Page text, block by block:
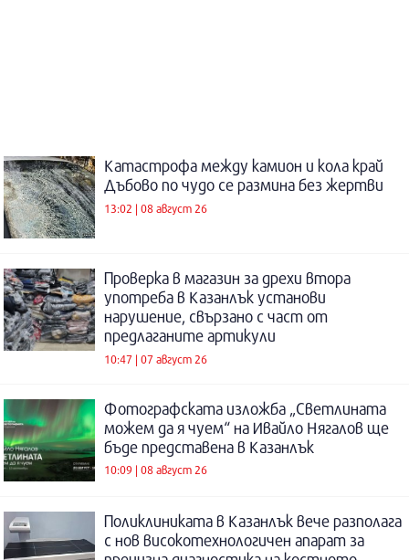
Катастрофа между камион и кола край
Дъбово по чудо се размина без жертви
13:02 | 08 август 26
Проверка в магазин за дрехи втора
употреба в Казанлък установи
нарушение, свързано с част от
предлаганите артикули
10:47 | 07 август 26
Фотографската изложба „Светлината
можем да я чуем“ на Ивайло Нягалов ще
бъде представена в Казанлък
10:09 | 08 август 26
Поликлиниката в Казанлък вече разполага
с нов високотехнологичен апарат за